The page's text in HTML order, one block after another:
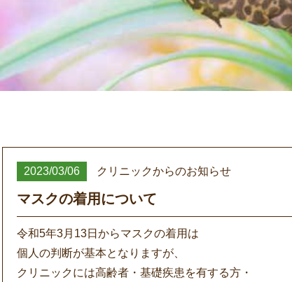
2023/03/06 クリニックからのお知らせ
マスクの着用について
令和5年3月13日からマスクの着用は
個人の判断が基本となりますが、
クリニックには高齢者・基礎疾患を有する方・